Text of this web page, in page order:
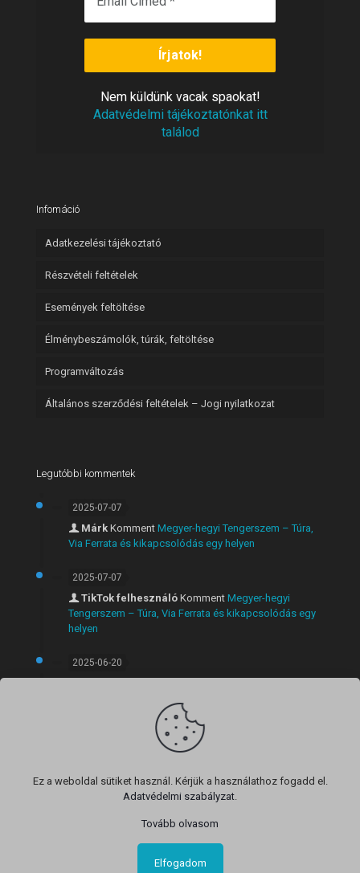
Nem küldünkvacak spaokat!
Adatvédelmi tájékoztatónkat itt
találod
Infomáció
Adatkezelési tájékoztató
Részvételi feltételek
Események feltöltése
Élménybeszámolók, túrák, feltöltése
Programváltozás
Általános szerződési feltételek – Jogi nyilatkozat
Legutóbbi kommentek
2025-07-07
Márk Komment Megyer-hegyi Tengerszem – Túra,
Via Ferrata és kikapcsolódás egy helyen
2025-07-07
TikTok felhesználó Komment Megyer-hegyi
Tengerszem – Túra, Via Ferrata és kikapcsolódás egy
helyen
2025-06-20
2025 Programtipp.hu - Programajánló – Minden jog fenntartva
Ez a weboldal sütiket használ. Kérjük a használathoz fogadd el.
Adatvédelmi szabályzat.
Tovább olvasom
Elfogadom